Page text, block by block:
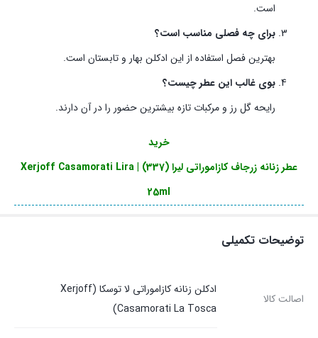
است.
برای چه فصلی مناسب است؟
بهترین فصل استفاده از این ادکلن بهار و تابستان است.
بوی غالب این عطر چیست؟
رایحه گل رز و مرکبات تازه بیشترین حضور را در آن دارند.
خرید
عطر زنانه زرجاف کازاموراتی لیرا (337) | Xerjoff Casamorati Lira
25ml
توضیحات تکمیلی
اصالت کالا
ادکلن زنانه کازاموراتی لا توسکا (Xerjoff
Casamorati La Tosca)